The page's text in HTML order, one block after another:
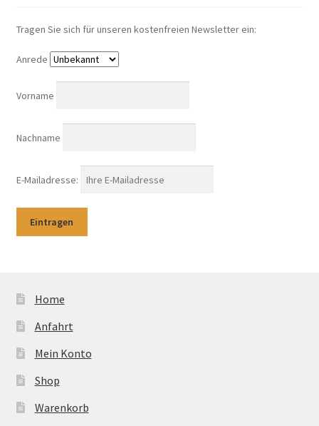
Tragen Sie sich für unseren kostenfreien Newsletter ein:
Anrede
Vorname
Nachname
E-Mailadresse:
Home
Anfahrt
Mein Konto
Shop
Warenkorb